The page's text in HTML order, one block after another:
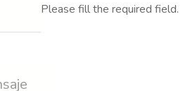
Please fill the required field.